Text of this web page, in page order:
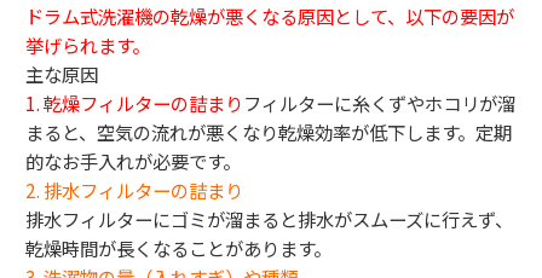
ドラム式洗濯機の乾燥が悪くなる原因として、以下の要因が
挙げられます。
主な原因
1. 乾燥フィルターの詰まりフィルターに糸くずやホコリが溜
まると、空気の流れが悪くなり乾燥効率が低下します。定期
的なお手入れが必要です。
2. 排水フィルターの詰まり
排水フィルターにゴミが溜まると排水がスムーズに行えず、
乾燥時間が長くなることがあります。